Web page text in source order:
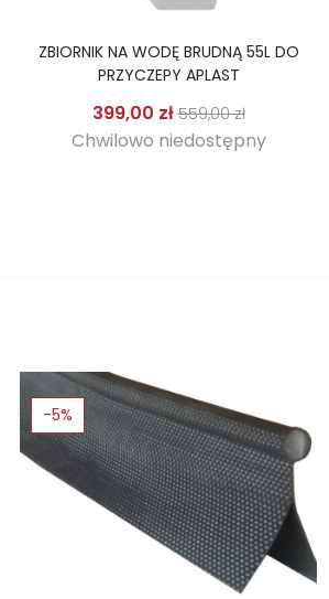
ZBIORNIK NA WODĘ BRUDNĄ 55L DO
PRZYCZEPY APLAST
399,00 złCena podstawowa
559,00 złCena
Chwilowo niedostępny
-5%